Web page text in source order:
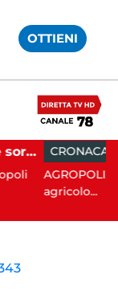
OTTIENI
15:35
Un 71enne ha